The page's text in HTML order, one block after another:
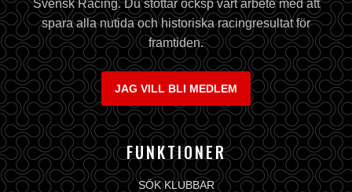
Svensk Racing. Du stöttar ocksp vårt arbete med att
spara alla nutida och historiska racingresultat för
framtiden.
JAG VILL BLI MEDLEM
FUNKTIONER
SÖK KLUBBAR